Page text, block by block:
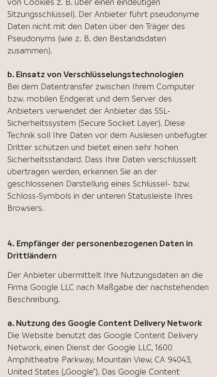
von Cookies z. B. über einen eindeutigen
Sitzungsschlüssel). Der Anbieter führt pseudonyme
Daten nicht mit den Daten über den Träger des
Pseudonyms (wie z. B. den Bestandsdaten
zusammen).
b. Einsatz von Verschlüsselungstechnologien
Bei dem Datentransfer zwischen Ihrem Computer
bzw. mobilen Endgerät und dem Server des
Anbieters verwendet der Anbieter das SSL-
Sicherheitssystem (Secure Socket Layer). Diese
Technik soll Ihre Daten vor dem Auslesen unbefugter
Dritter schützen und bietet einen sehr hohen
Sicherheitsstandard. Dass Ihre Daten verschlüsselt
übertragen werden, erkennen Sie an der
geschlossenen Darstellung eines Schlüssel- bzw.
Schloss-Symbols in der unteren Statusleiste Ihres
Browsers.
4. Empfänger der personenbezogenen Daten in
Drittländern
Der Anbieter übermittelt Ihre Nutzungsdaten an die
Firma Google LLC nach Maßgabe der nachstehenden
Beschreibung.
a. Nutzung des Google Content Delivery Network
Die Website benutzt das Google Content Delivery
Network, einen Dienst der Google LLC, 1600
Amphitheatre Parkway, Mountain View, CA 94043,
United States („Google“). Das Google Content